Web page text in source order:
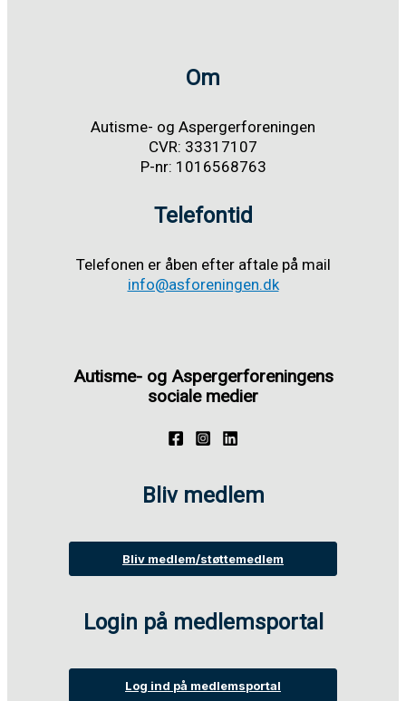
Om
Autisme- og Aspergerforeningen
CVR: 33317107
P-nr: 1016568763
Telefontid
Telefonen er åben efter aftale på mail
info@asforeningen.dk
Autisme- og Aspergerforeningens
sociale medier
Bliv medlem
Bliv medlem/støttemedlem
Login på medlemsportal
Log ind på medlemsportal